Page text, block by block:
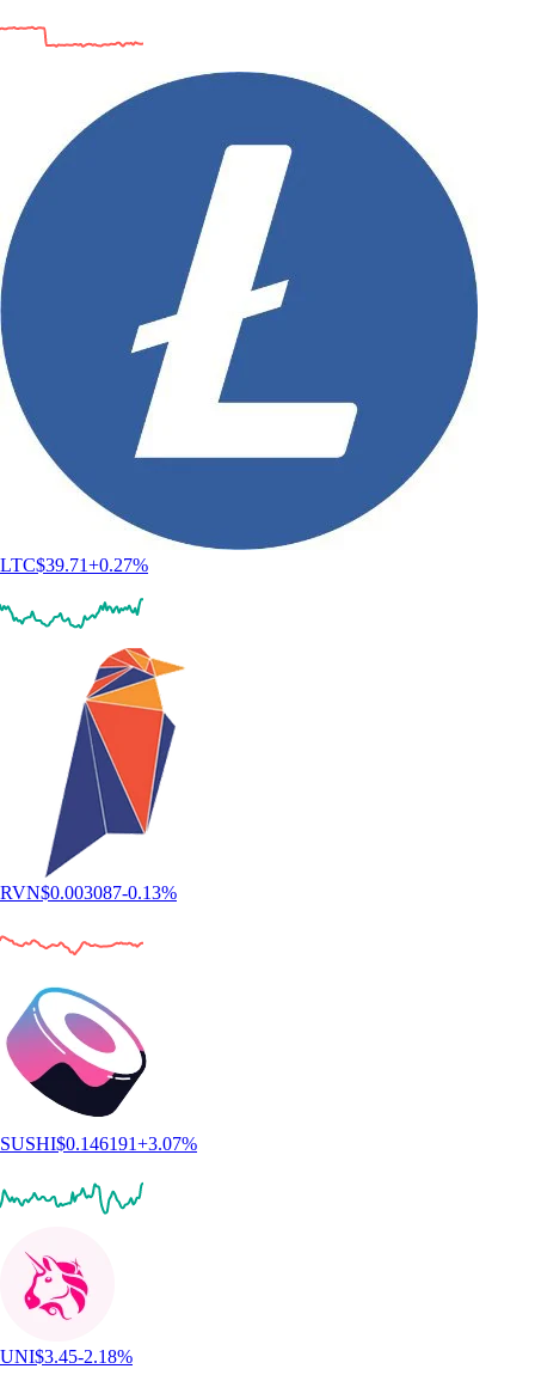
LTC$39.71+0.27%
RVN$0.003087-0.13%
SUSHI$0.146191+3.07%
UNI$3.45-2.18%